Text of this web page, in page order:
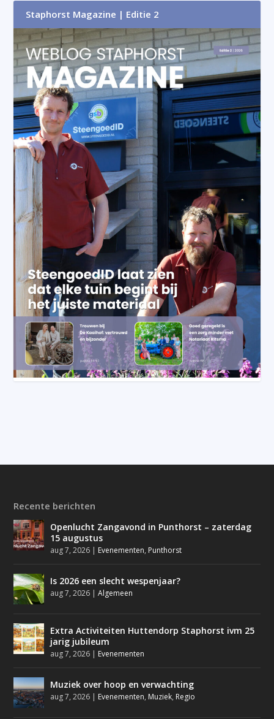
Staphorst Magazine | Editie 2
Recente berichten
Openlucht Zangavond in Punthorst – zaterdag
15 augustus
aug 7, 2026 | Evenementen, Punthorst
Is 2026 een slecht wespenjaar?
aug 7, 2026 |Algemeen
Extra Activiteiten Huttendorp Staphorst ivm 25
jarig jubileum
aug 7, 2026 | Evenementen
Muziek over hoop en verwachting
aug 7, 2026 | Evenementen, Muziek, Regio